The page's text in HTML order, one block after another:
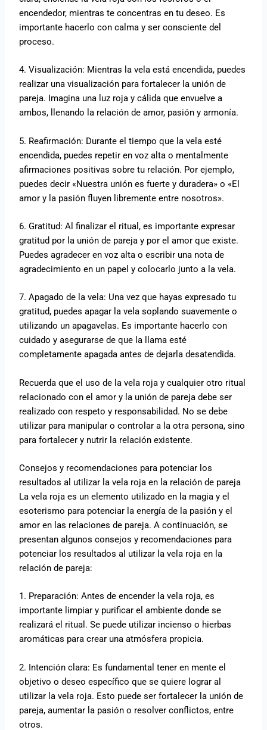
encendedor, mientras te concentras en tu deseo. Es
importante hacerlo con calma y ser consciente del
proceso.
4. Visualización: Mientras la vela está encendida, puedes
realizar una visualización para fortalecer la unión de
pareja. Imagina una luz roja y cálida que envuelve a
ambos, llenando la relación de amor, pasión y armonía.
5. Reafirmación: Durante el tiempo que la vela esté
encendida, puedes repetir en voz alta o mentalmente
afirmaciones positivas sobre tu relación. Por ejemplo,
puedes decir «Nuestra unión es fuerte y duradera» o «El
amor y la pasión fluyen libremente entre nosotros».
6. Gratitud: Al finalizar el ritual, es importante expresar
gratitud por la unión de pareja y por el amor que existe.
Puedes agradecer en voz alta o escribir una nota de
agradecimiento en un papel y colocarlo junto a la vela.
7. Apagado de la vela: Una vez que hayas expresado tu
gratitud, puedes apagar la vela soplando suavemente o
utilizando un apagavelas. Es importante hacerlo con
cuidado y asegurarse de que la llama esté
completamente apagada antes de dejarla desatendida.
Recuerda que el uso de la vela roja y cualquier otro ritual
relacionado con el amor y la unión de pareja debe ser
realizado con respeto y responsabilidad. No se debe
utilizar para manipular o controlar a la otra persona, sino
para fortalecer y nutrir la relación existente.
Consejos y recomendaciones para potenciar los
resultados al utilizar la vela roja en la relación de pareja
La vela roja es un elemento utilizado en la magia y el
esoterismo para potenciar la energía de la pasión y el
amor en las relaciones de pareja. A continuación, se
presentan algunos consejos y recomendaciones para
potenciar los resultados al utilizar la vela roja en la
relación de pareja:
1. Preparación: Antes de encender la vela roja, es
importante limpiar y purificar el ambiente donde se
realizará el ritual. Se puede utilizar incienso o hierbas
aromáticas para crear una atmósfera propicia.
2. Intención clara: Es fundamental tener en mente el
objetivo o deseo específico que se quiere lograr al
utilizar la vela roja. Esto puede ser fortalecer la unión de
pareja, aumentar la pasión o resolver conflictos, entre
otros.